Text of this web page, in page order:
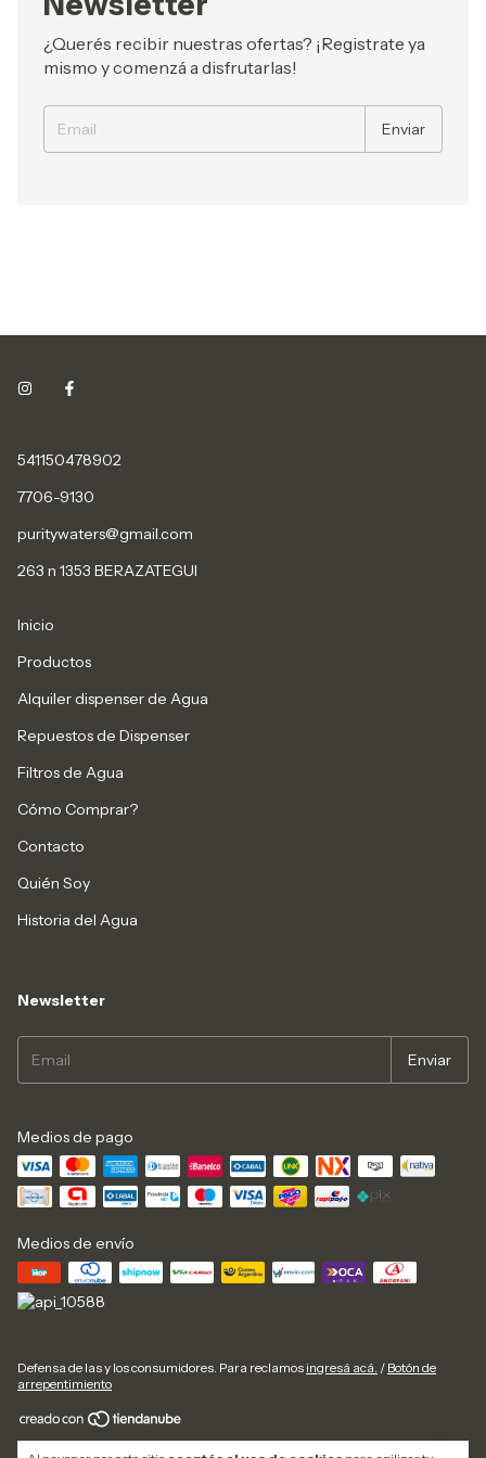
TEC *PURITY WATER *MABE
*WHIRLPOOL *WELLTEC *AQUALINE
*AGUAS DEL SUR *EAGLE COOLERS y
muchas marcas Más!!
¿Querés recibir nuestras ofertas? ¡Registrate ya
mismo y comenzá a disfrutarlas!
541150478902
7706-9130
puritywaters@gmail.com
263 n 1353 BERAZATEGUI
Inicio
Productos
Alquiler dispenser de Agua
Repuestos de Dispenser
Filtros de Agua
Cómo Comprar?
Contacto
Quién Soy
Historia del Agua
Newsletter
Medios de pago
Medios de envío
Defensa de las y los consumidores. Para reclamos ingresá acá. / Botón de
arrepentimiento
Copyright Dispenser de Agua - 20286499962 - 2026. Todos los derechos